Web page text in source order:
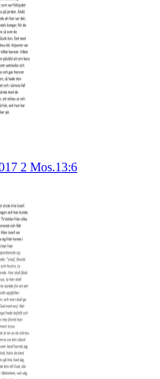
2 Mos.13:6